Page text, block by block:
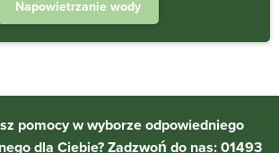
Napowietrzanie wody
pomocy w wyborze odpowiedniego
dla Ciebie? Zadzwoń do nas: 01493